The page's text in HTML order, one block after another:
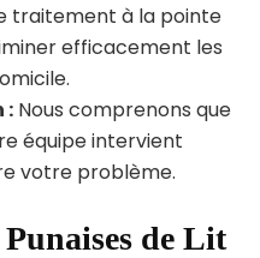
traitement à la pointe
efficacement les
: Nous comprenons que
équipe intervient
votre problème.
de Lit